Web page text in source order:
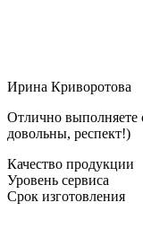
Ирина Криворотова
Отлично выполняете
довольны, респект!)
Качество продукции
Уровень сервиса
Срок изготовления